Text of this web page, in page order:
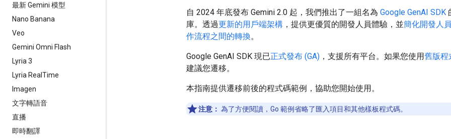
最新 Gemini 模型
Nano Banana
Veo
Gemini Omni Flash
Lyria 3
Lyria Real Time
Imagen
文字轉語音
直播
即時翻譯
自 2024 年底發布 Gemini 2.0 起，我們推出了一組名為 Google GenAI SDK
庫。透過更新的用戶端架構 ，提供更優質的開發人員體驗，並簡化開發人
作流程之間的轉換。
Google GenAI SDK 現已正式發布 (GA) ，支援所有平台。如果您使用舊版程
建議您遷移。
本指南提供遷移前後的程式碼範例，協助您開始使用。
注意： 為了方便閱讀，Go 範例省略了匯入項目和其他樣板程式碼。